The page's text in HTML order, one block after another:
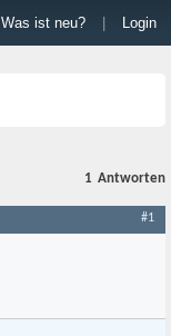
Was ist neu? Login
1 Antworten
#1